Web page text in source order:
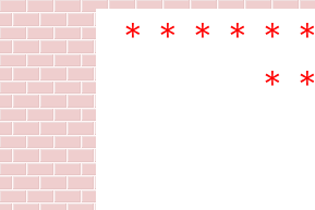
＊＊＊＊＊
＊